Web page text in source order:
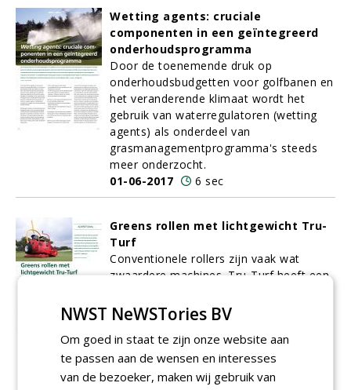
Wetting agents: cruciale
componenten in een geïntegreerd
onderhoudsprogramma
Door de toenemende druk op
onderhoudsbudgetten voor golfbanen en
het veranderende klimaat wordt het
gebruik van waterregulatoren (wetting
agents) als onderdeel van
grasmanagementprogramma's steeds
meer onderzocht.
01-06-2017
6 sec
Greens rollen met lichtgewicht Tru-
Turf
Conventionele rollers zijn vaak wat
zwaardere machines. Tru-Turf heeft een
gebracht: de R50-11. VGR Groep
adviseert greenkeepers deze roller te
gebruiken om de greens zo strak
mogelijk te houden.
01-06-2017
8 sec
NWST NeWSTories BV
Om goed in staat te zijn onze website aan
te passen aan de wensen en interesses
van de bezoeker, maken wij gebruik van